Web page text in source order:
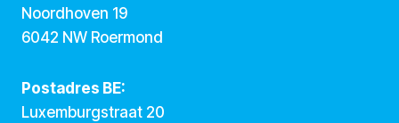
Noordhoven 19
6042 NW Roermond
Postadres BE:
Luxemburgstraat 20